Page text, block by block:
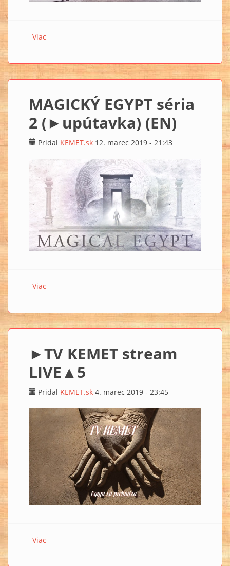
Viac
EGYPŤANIA VO SVOJOM UMENÍ BIOLÓGIU VEDOMIA?
MAGICKÝ EGYPT séria
2 (►upútavka) (EN)
Pridal KEMET.sk 12. marec 2019 - 21:43
Viac
►TV KEMET stream
LIVE▲5
Pridal KEMET.sk 4. marec 2019 - 23:45
Viac